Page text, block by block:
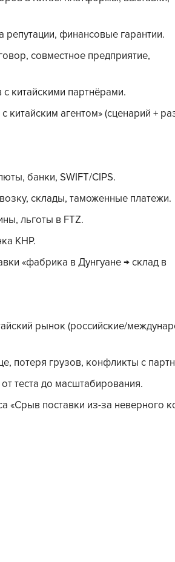
финансовые гарантии.
совместное предприятие,
китайскими партнёрами.
китайским агентом» (сценарий +
банки, SWIFT/CIPS.
склады, таможенные платежи.
льготы в FTZ.
КНР.
«фабрика в Дунгуане → склад в
рынок (российские/
потеря грузов, конфликты с
теста до масштабирования.
«Срыв поставки из-за неверного